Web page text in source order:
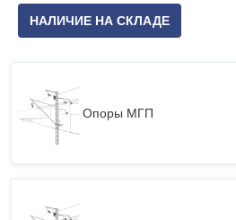
НАЛИЧИЕ НА СКЛАДЕ
Опоры МГП